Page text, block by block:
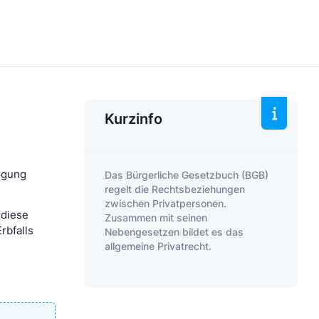
Kurzinfo
Das Bürgerliche Gesetzbuch (BGB)
regelt die Rechtsbeziehungen
zwischen Privatpersonen.
Zusammen mit seinen
Nebengesetzen bildet es das
allgemeine Privatrecht.